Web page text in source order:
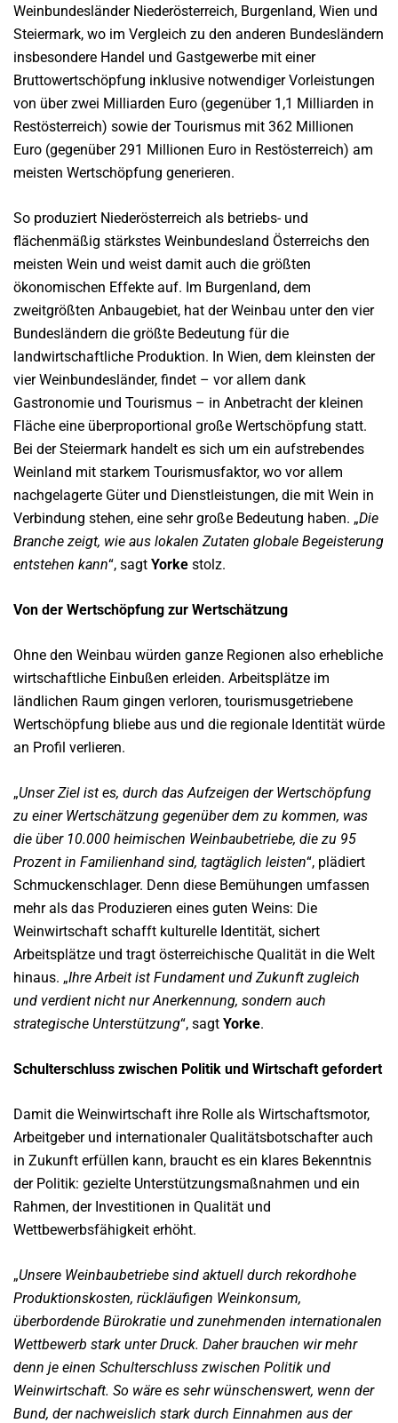
Weinbundesländer Niederösterreich, Burgenland, Wien und
Steiermark, wo im Vergleich zu den anderen Bundesländern
insbesondere Handel und Gastgewerbe mit einer
Bruttowertschöpfung inklusive notwendiger Vorleistungen
von über zwei Milliarden Euro (gegenüber 1,1 Milliarden in
Restösterreich) sowie der Tourismus mit 362 Millionen
Euro (gegenüber 291 Millionen Euro in Restösterreich) am
meisten Wertschöpfung generieren.
So produziert Niederösterreich als betriebs- und
flächenmäßig stärkstes Weinbundesland Österreichs den
meisten Wein und weist damit auch die größten
ökonomischen Effekte auf. Im Burgenland, dem
zweitgrößten Anbaugebiet, hat der Weinbau unter den vier
Bundesländern die größte Bedeutung für die
landwirtschaftliche Produktion. In Wien, dem kleinsten der
vier Weinbundesländer, findet – vor allem dank
Gastronomie und Tourismus – in Anbetracht der kleinen
Fläche eine überproportional große Wertschöpfung statt.
Bei der Steiermark handelt es sich um ein aufstrebendes
Weinland mit starkem Tourismusfaktor, wo vor allem
nachgelagerte Güter und Dienstleistungen, die mit Wein in
Verbindung stehen, eine sehr große Bedeutung haben. „Die
Branche zeigt, wie aus lokalen Zutaten globale Begeisterung
entstehen kann“, sagt Yorke stolz.
Von der Wertschöpfung zur Wertschätzung
Ohne den Weinbau würden ganze Regionen also erhebliche
wirtschaftliche Einbußen erleiden. Arbeitsplätze im
ländlichen Raum gingen verloren, tourismusgetriebene
Wertschöpfung bliebe aus und die regionale Identität würde
an Profil verlieren.
„Unser Ziel ist es, durch das Aufzeigen der Wertschöpfung
zu einer Wertschätzung gegenüber dem zu kommen, was
die über 10.000 heimischen Weinbaubetriebe, die zu 95
Prozent in Familienhand sind, tagtäglich leisten“, plädiert
Schmuckenschlager. Denn diese Bemühungen umfassen
mehr als das Produzieren eines guten Weins: Die
Weinwirtschaft schafft kulturelle Identität, sichert
Arbeitsplätze und tragt österreichische Qualität in die Welt
hinaus. „Ihre Arbeit ist Fundament und Zukunft zugleich
und verdient nicht nur Anerkennung, sondern auch
strategische Unterstützung“, sagt Yorke.
Schulterschluss zwischen Politik und Wirtschaft gefordert
Damit die Weinwirtschaft ihre Rolle als Wirtschaftsmotor,
Arbeitgeber und internationaler Qualitätsbotschafter auch
in Zukunft erfüllen kann, braucht es ein klares Bekenntnis
der Politik: gezielte Unterstützungsmaßnahmen und ein
Rahmen, der Investitionen in Qualität und
Wettbewerbsfähigkeit erhöht.
„Unsere Weinbaubetriebe sind aktuell durch rekordhohe
Produktionskosten, rückläufigen Weinkonsum,
überbordende Bürokratie und zunehmenden internationalen
Wettbewerb stark unter Druck. Daher brauchen wir mehr
denn je einen Schulterschluss zwischen Politik und
Weinwirtschaft. So wäre es sehr wünschenswert, wenn der
Bund, der nachweislich stark durch Einnahmen aus der